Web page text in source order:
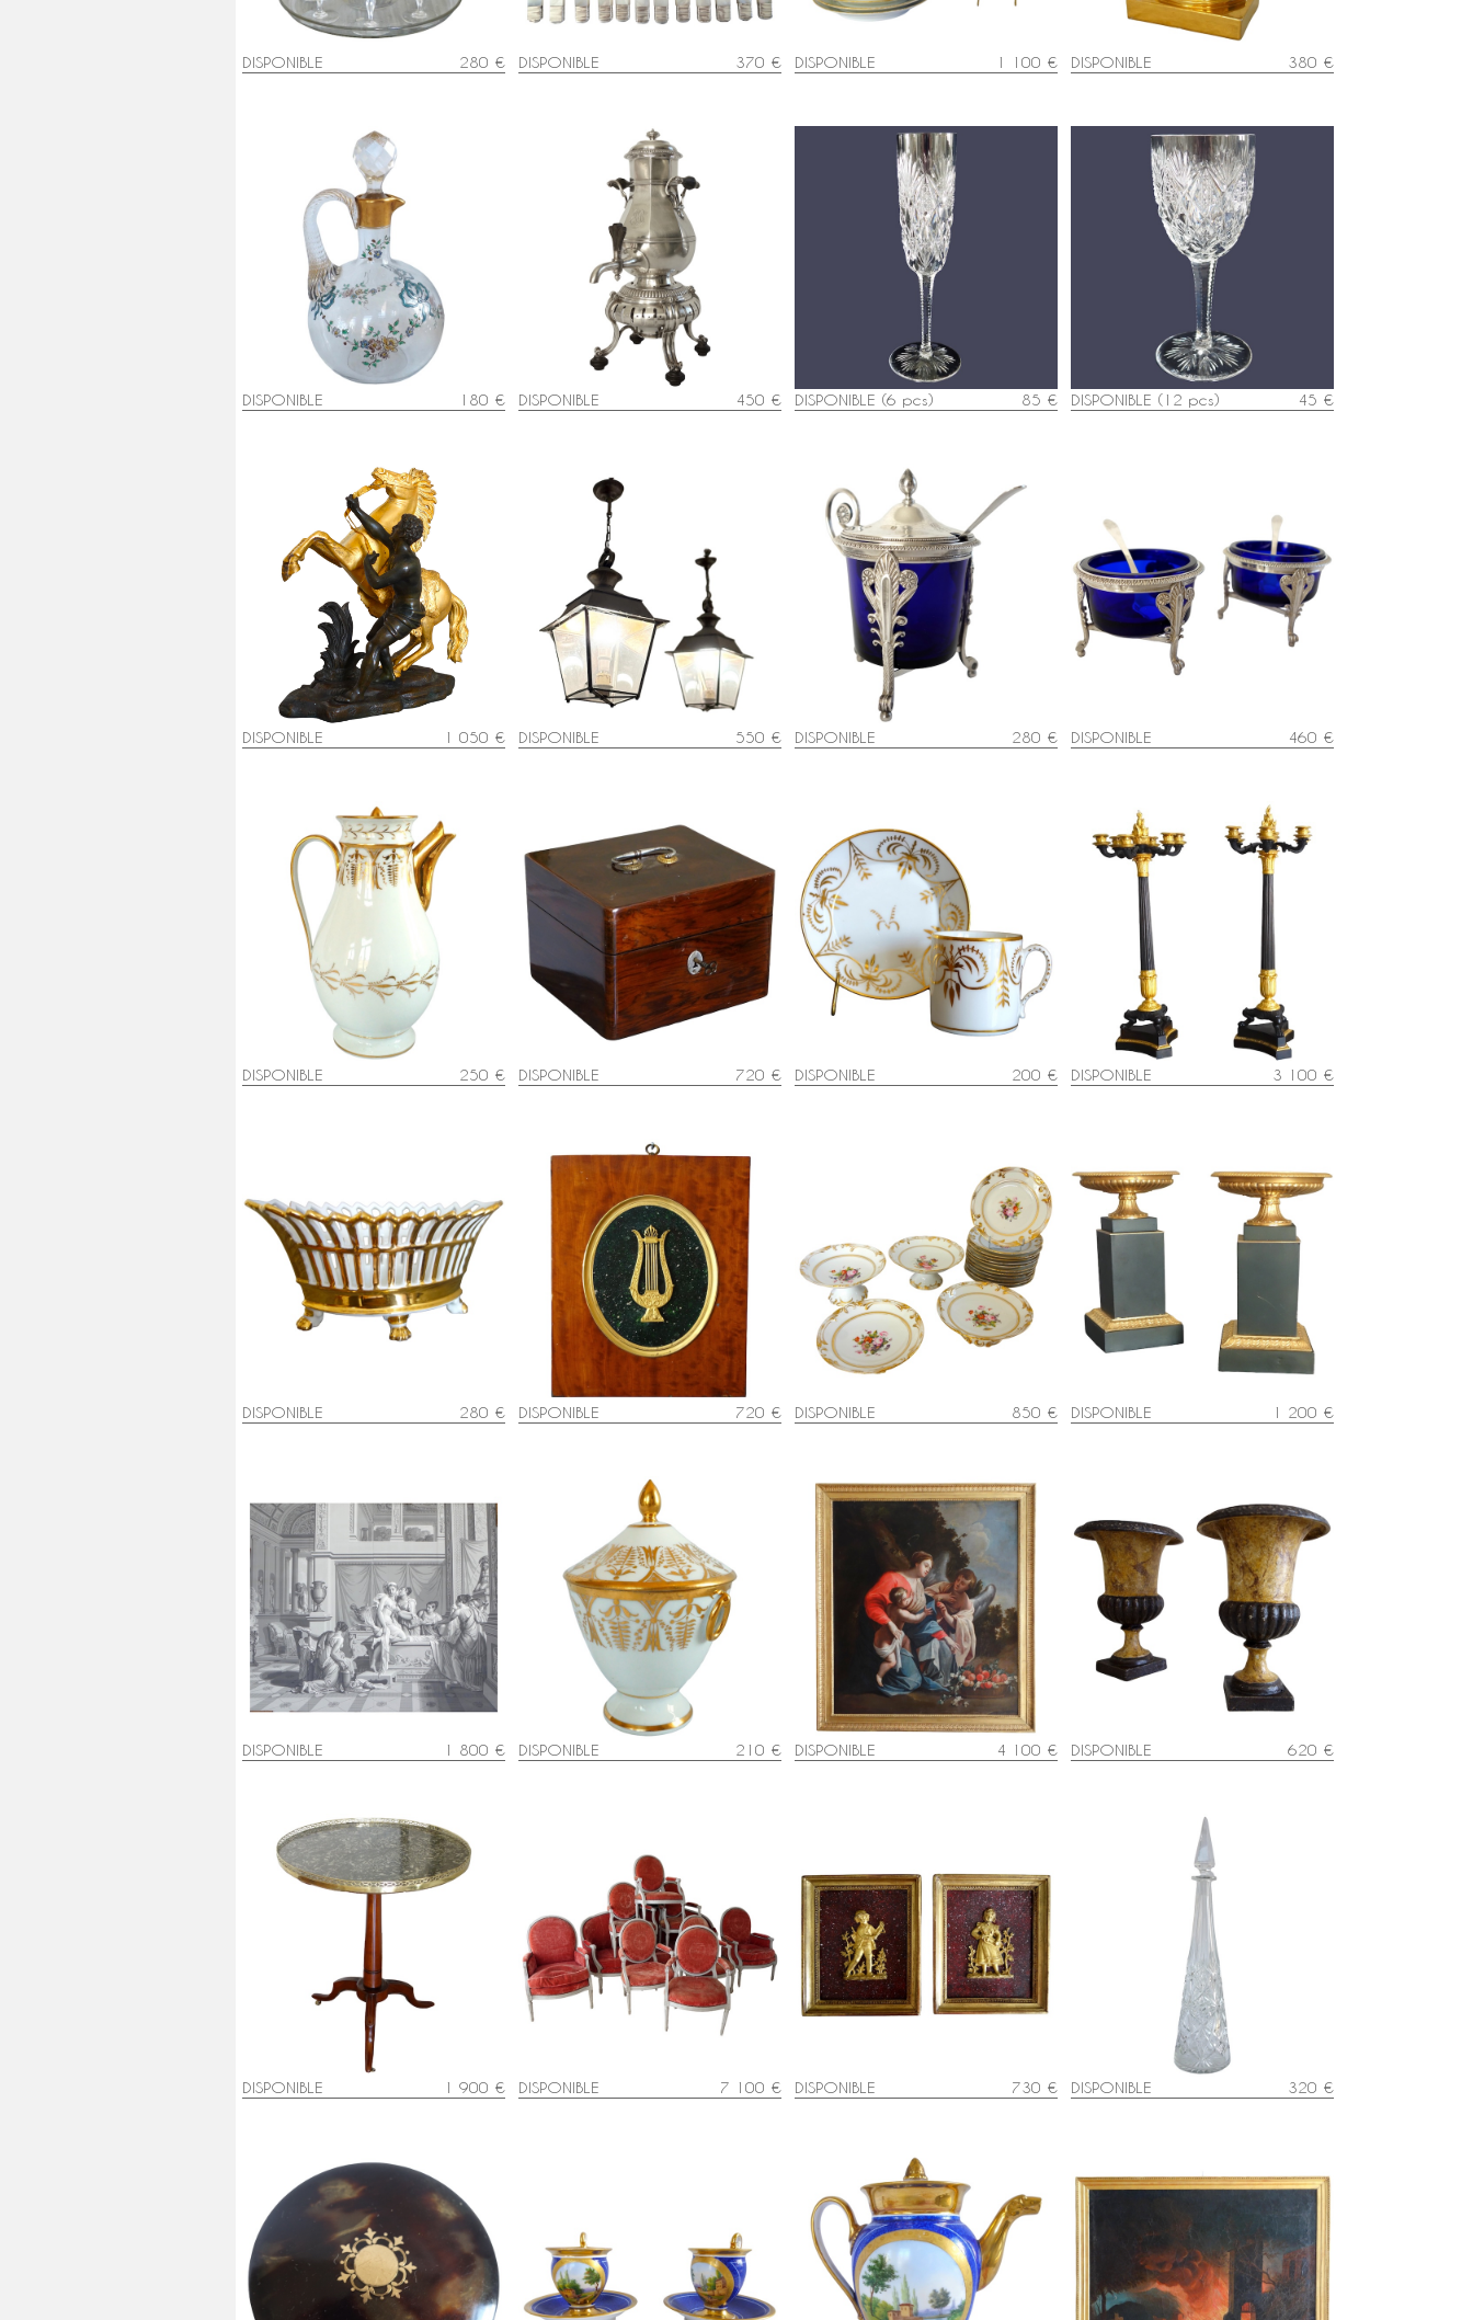
DISPONIBLE 280 € DISPONIBLE 370 € DISPONIBLE 1 100 € DISPONIBLE 380 €
Carafe à liqueur en cristal de
Baccarat émaillé et doré, style
DISPONIBLE 180 €
Cardeilhac : samovar / fontaine à
thé de style Régence en métal
DISPONIBLE 450 €
Flûte à champagne en cristal de
Saint Louis taillé, modèle Florence
DISPONIBLE (6 pcs) 85 €
Verre à vin blanc en cristal de
Saint Louis taillé, modèle Florence
- 14,1cm - signé
DISPONIBLE (12 pcs) 45 €
Cheval de Marly groupe en bronze
patiné et doré au mercure d'après
Coustou début XIXe siècle
DISPONIBLE 1 050 €
Paire de lanternes de vestibule en
laiton - style Louis XVI
DISPONIBLE 550 €
Moutardier Empire en argent massif
et cristal bleu - poinçon 2e Coq
DISPONIBLE 280 €
Paire de salerons / salières Empire
en argent massif et cristal bleu -
poinçon 2e Coq
DISPONIBLE 460 €
Verseuse, cafetière d'époque
Empire en porcelaine de Paris
attribuée à Locré
DISPONIBLE 250 €
Coffret de voyage d'époque Louis
XV en marqueterie de bois de
violette - Croix de Malte
DISPONIBLE 720 €
Tasse litron d'époque Consulat
attribuée à Darte - porcelaine
blanche et or
DISPONIBLE 200 €
Paire de grands candélabres 6
feux en bronze patiné & doré
mercure, époque Empire
Restauration
DISPONIBLE 3 100 €
Coupe ajourée de forme navette,
porcelaine de Paris dorée à l'or,
époque Empire / Restauration
DISPONIBLE 280 €
Grande miniature Empire en bronze
ciselé et doré au mercure, cadre
en citronnier - 29cm x 24cm
DISPONIBLE 720 €
Service à dessert : 12 assiettes et
4 plats en porcelaine de Paris à
décor fleuri - vers 1840
DISPONIBLE 850 €
Paire de cassolettes Empire en
bronze patiné et doré - Epoque
Restauration
DISPONIBLE 1 200 €
Psyché au Bain, papier peint
panoramique Empire à l'antique,
réédition modèle de Dufour de
1815
DISPONIBLE 1 800 €
Sucrier bonbonnière d'époque
Empire en porcelaine blanche et or
attribué à Locré
DISPONIBLE 210 €
Grand tableau XVIIIe : la Vierge et
l'Enfant servis par un ange d'après
S. Vouet : 110cm x 125cm
DISPONIBLE 4 100 €
Paire de vases Medicis d'ornement
en fonte peinte en faux marbre,
époque XIXe - 19,5cm
DISPONIBLE 620 €
Guéridon basculant d'époque Louis
XVI en acajou massif et marbre
DISPONIBLE 1 900 €
Mobilier de salon 9 pièces
d'époque Louis XVI - estampille de
Jacques Lechartier
DISPONIBLE 7 100 €
Paire de médaillons miniatures en
bronze doré au mercure, fond faux
porphyre - début XIXe siècle
DISPONIBLE 730 €
Carafe à vin du Rhin en cristal de
Baccarat taillé, modèle Lagny -
DISPONIBLE 320 €
Boite à pilules en écaille brune
piquée d'or - époque XIXe siècle
Paire de tasses Empire à décor
bleu et or en porcelaine de Paris,
époque Restauration
Verseuse / théière Empire à décor
bleu et or en porcelaine de Paris,
époque Restauration
Grande huile sur toile, souvenir du
Grand Tour - Incendie d'une ville -
127cm x 109cm